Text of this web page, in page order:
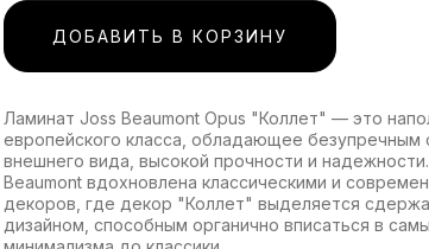
ДОБАВИТЬ В КОРЗИНУ
Ламинат Joss Beaumont Opus "Коллет" — это
европейского класса, обладающее безупречным
внешнего вида, высокой прочности и
Beaumont вдохновлена классическими и
декоров, где декор "Коллет" выделяется
дизайном, способным органично вписаться в